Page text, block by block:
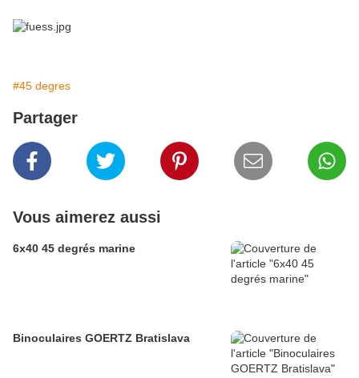
#45 degres
Partager
Vous aimerez aussi
6x40 45 degrés marine
Binoculaires GOERTZ Bratislava